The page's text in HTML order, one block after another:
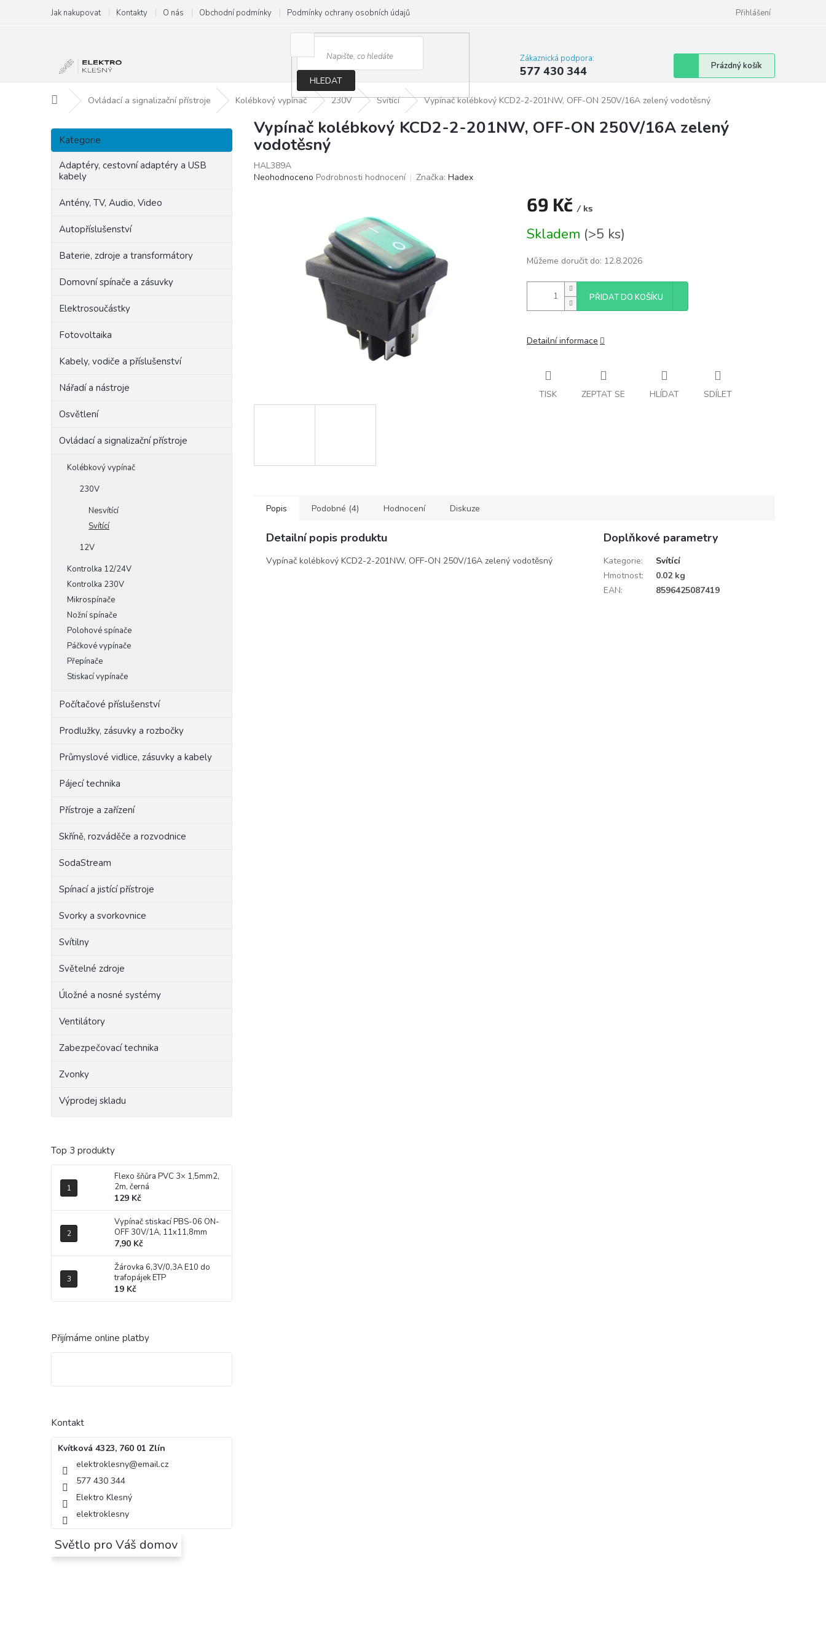
obsah
Jak nakupovat Kontakty O nás Obchodní podmínky Podmínky ochrany osobních údajů Přihlášení
HLEDAT
Zákaznická podpora:
577 430 344
Nákupní
košík
Prázdný košík
Domů Ovládací a signalizační přístroje Kolébkový vypínač 230V Svítící Vypínač kolébkový KCD2-2-201NW, OFF-ON 250V/16A zelený vodotěsný
P
s
Přeskočit
kategorie
Kategorie
Adaptéry, cestovní adaptéry a USB
kabely
Antény, TV, Audio, Video
Autopříslušenství
Baterie, zdroje a transformátory
Domovní spínače a zásuvky
Elektrosoučástky
Fotovoltaika
Kabely, vodiče a příslušenství
Nářadí a nástroje
Osvětlení
Ovládací a signalizační přístroje
Kolébkový vypínač
230V
Nesvítící
Svítící
12V
Kontrolka 12/24V
Kontrolka 230V
Mikrospínače
Nožní spínače
Polohové spínače
Páčkové vypínače
Přepínače
Stiskací vypínače
Počítačové příslušenství
Prodlužky, zásuvky a rozbočky
Průmyslové vidlice, zásuvky a kabely
Pájecí technika
Přístroje a zařízení
Skříně, rozváděče a rozvodnice
SodaStream
Spínací a jistící přístroje
Svorky a svorkovnice
Svítilny
Světelné zdroje
Úložné a nosné systémy
Ventilátory
Zabezpečovací technika
Zvonky
Výprodej skladu
Top 3 produkty
Flexo šňůra PVC 3× 1,5mm2,
2m, černá
129 Kč
Vypínač stiskací PBS-06 ON-
OFF 30V/1A, 11x11,8mm
7,90 Kč
Žárovka 6,3V/0,3A E10 do
trafopájek ETP
19 Kč
Přijímáme online platby
Kontakt
Kvítková 4323, 760 01 Zlín
elektroklesny@email.cz
577 430 344
Elektro Klesný
elektroklesny
Světlo pro Váš domov
Vypínač kolébkový KCD2-2-201NW, OFF-ON 250V/16A zelený
vodotěsný
HAL389A
Průměrné
Neohodnoceno Podrobnosti hodnocení Značka: Hadex
69 Kč / ks
cena:
Skladem (>5 ks)
Můžeme doručit do: 12.8.2026
PŘIDAT DO KOŠÍKU
Detailní informace
TISK ZEPTAT SE HLÍDAT SDÍLET
Popis Podobné (4) Hodnocení Diskuze
Detailní popis produktu
Vypínač kolébkový KCD2-2-201NW, OFF-ON 250V/16A zelený vodotěsný
Doplňkové parametry
Kategorie:
Svítící
Hmotnost:
0.02 kg
EAN: 8596425087419